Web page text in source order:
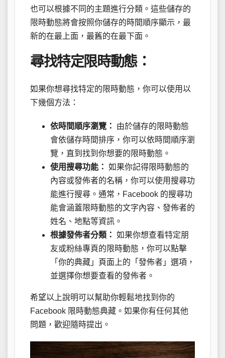
也可以根據不同的主題進行分類。這些儲存的
限時動態將會按照你儲存的時間順序顯示，最
新的在最上面，最舊的在最下面。
尋找特定限時動態：
如果你想尋找特定的限時動態，你可以使用以
下幾個方法：
依時間順序瀏覽：
由於儲存的限時動態
會依儲存時間排序，你可以依時間順序瀏
覽，直到找到你想要的限時動態。
使用搜尋功能： 如果你記得限時動態的
內容或發佈者的名稱，你可以使用搜尋功
能進行搜尋。通常，Facebook 的搜尋功
能會涵蓋限時動態的文字內容、發佈者的
姓名、地點等資訊。
根據發佈者分類： 如果你想查看特定朋
友或粉絲專頁的限時動態，你可以點擊
「你的典藏」頁面上的「發佈者」選項，
並選擇你想要查看的發佈者。
希望以上說明可以幫助你輕鬆地找到你的
Facebook 限時動態典藏。如果你有任何其他
問題，歡迎隨時提出。